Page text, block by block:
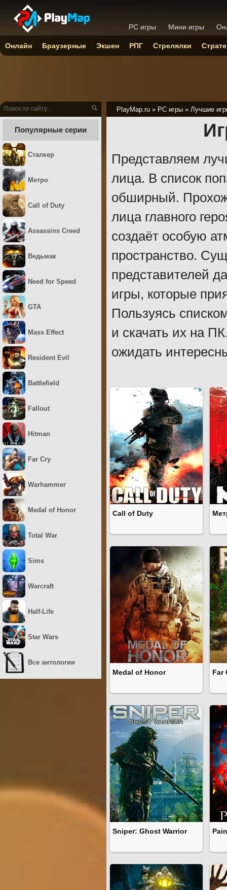
PlayMap.ru » PC игры » Лучшие
Представляем
лица. В список
обширный.
лица главного
создаёт особую
пространство.
представителей
игры, которые
Пользуясь
и скачать их на
ожидать
Call of Duty
Medal of Honor Far
Sniper: Ghost Warrior
Популярные серии
Сталкер
Метро
Call of Duty
Assassins Creed
Ведьмак
Need for Speed
GTA
Mass Effect
Resident Evil
Battlefield
Fallout
Hitman
Far Cry
Warhammer
Medal of Honor
Total War
Sims
Warcraft
Half-Life
Star Wars
Все антологии
PC игры Мини игры
Онлайн Браузерные Экшен РПГ Стрелялки